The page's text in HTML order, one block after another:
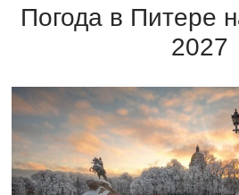
Погода в Питере
2027